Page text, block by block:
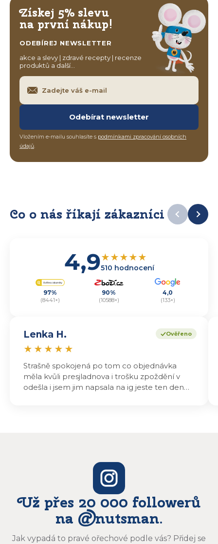
Získej 5% slevu
na první nákup!
ODEBÍREJ NEWSLETTER
akce a slevy | zdravé recepty | recenze
produktů a další…
Odebírat newsletter
Vložením e-mailu souhlasíte s podmínkami zpracování osobních
údajů.
Co o nás říkají zákazníci
4,9★★★★★
510 hodnocení
97%
(8441×)
90%
(10588×)
4,0
(133×)
Ověřeno
Lenka H.
★ ★ ★ ★ ★
Strašně spokojená po tom co objednávka
měla kvůli presjladnova i trošku zpoždění v
odešla i jsem jim napsala na ig jeste ten den
Už přes 20 000 followerů
na @nutsman.
Jak vypadá to pravé ořechové podle vás? Přidej se